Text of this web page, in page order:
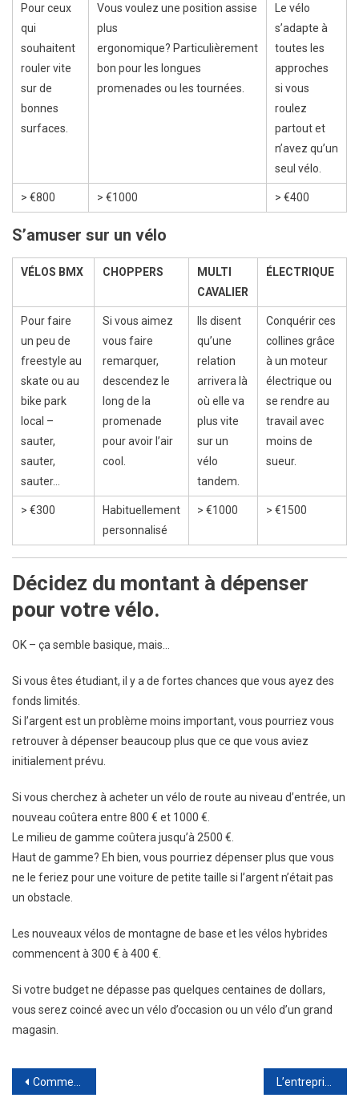
Pour ceux
qui
souhaitent
rouler vite
sur de
bonnes
surfaces.
Vous voulez une position assise
plus
ergonomique? Particulièrement
bon pour les longues
promenades ou les tournées.
Le vélo
s’adapte à
toutes les
approches
si vous
roulez
partout et
n’avez qu’un
seul vélo.
> €800 > €1000 > €400
S’amuser sur un vélo
VÉLOS BMX CHOPPERS
MULTI
CAVALIER
ÉLECTRIQUE
Pour faire
un peu de
freestyle au
skate ou au
bike park
local –
sauter,
sauter,
sauter…
Si vous aimez
vous faire
remarquer,
descendez le
long de la
promenade
pour avoir l’air
cool.
Ils disent
qu’une
relation
arrivera là
où elle va
plus vite
sur un
vélo
tandem.
Conquérir ces
collines grâce
à un moteur
électrique ou
se rendre au
travail avec
moins de
sueur.
> €300
Habituellement
personnalisé
> €1000 > €1500
Décidez du montant à dépenser
pour votre vélo.
OK – ça semble basique, mais…
Si vous êtes étudiant, il y a de fortes chances que vous ayez des
fonds limités.
Si l’argent est un problème moins important, vous pourriez vous
retrouver à dépenser beaucoup plus que ce que vous aviez
initialement prévu.
Si vous cherchez à acheter un vélo de route au niveau d’entrée, un
nouveau coûtera entre 800 € et 1000 €.
Le milieu de gamme coûtera jusqu’à 2500 €.
Haut de gamme? Eh bien, vous pourriez dépenser plus que vous
ne le feriez pour une voiture de petite taille si l’argent n’était pas
un obstacle.
Les nouveaux vélos de montagne de base et les vélos hybrides
commencent à 300 € à 400 €.
Si votre budget ne dépasse pas quelques centaines de dollars,
vous serez coincé avec un vélo d’occasion ou un vélo d’un grand
magasin.
Navigation
Comment choisir la meilleure société de référencement pour votre entreprise ?